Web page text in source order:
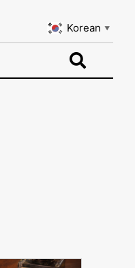
Korean ▼